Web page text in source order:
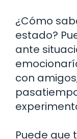
¿Cómo
estado?
ante
con
Puede que